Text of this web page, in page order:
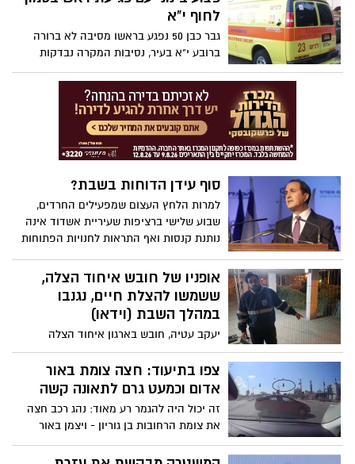
מתאפשרת
לחוף י"א
גבר כבן 50 נפגע בראשו מסיבה לא ברורה
ברובע י"א בעיר, נסיבות המקרה נבדקות
סוף עידן הדוחות בשבת?
למרות הלחץ העצום שמפעילים החרדים,
שבוע שלישי ברציפות שעיריית אשדוד אינה
נותנת קנסות ואף התראות לחנויות הפתוחות
החרדי שלא יודע שובע והחליט להעדיף את
רצון הציבור הציוני על פניהם?
אופניו של חובש איחוד הצלה,
ששמשו להצלת חיים, נגנבו
במהלך השבת (וידאו)
יעקב עטיה, חובש בארגון איחוד הצלה
באשדוד, הגיע במוצאי השבת לביתו והופתע
לגלות שהאופניים ששמשו אותו להצלת חיים -
נגנבו על כל ציודם. בפנייה דרך אשדוד נט
או לפחות את הציוד שמשמש להצלת חיים
צפו בתיעוד: חצה צומת באור
אדום וכמעט גרם לתאונה קשה
זה יכול היה להגמר רע מאוד: נהג רכב חצה
את צומת הרחובות בן גוריון - ויצמן באור
אדום מלא, ורגע לפני שרכבים נכנסו לצומת
הוא חוצה אותו במהירות. עוד שבריר שנייה